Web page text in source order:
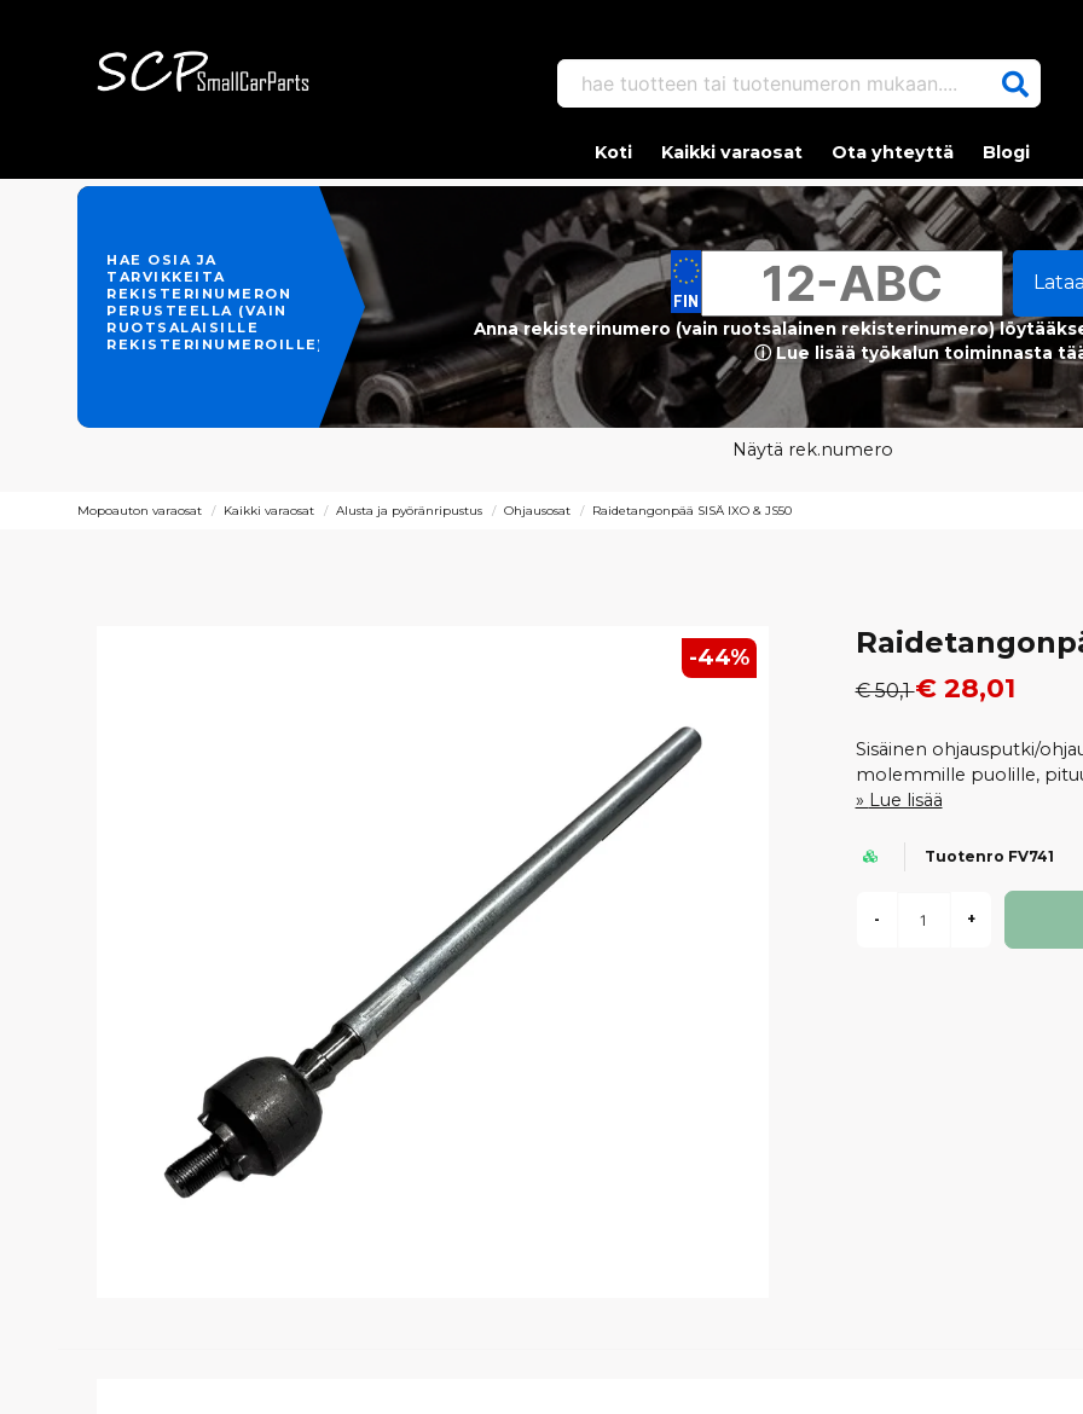
hae tuotteen tai tuotenumeron mukaan....
Koti Kaikki varaosat Ota yhteyttä Blogi
HAE OSIA JA
TARVIKKEITA
REKISTERINUMERON
PERUSTEELLA (VAIN
RUOTSALAISILLE
REKISTERINUMEROILLE)
Anna rekisterinumero (vain ruotsalainen rekisterinumero)
ⓘ Lue lisää työkalun toiminnasta
Näytä rek.numero
Mopoauton varaosat Kaikki varaosat Alusta ja pyöränripustus Ohjausosat Raidetangonpää SISÄ IXO & JS50
-44%
€ 50,1€ 28,01
Sisäinen ohjausputki/
molemmille puolille,
Lue lisää
Tuotenro FV741
- +